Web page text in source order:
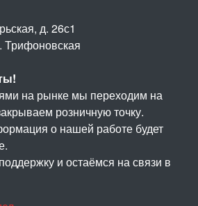
д. 26с1
Трифоновская
на рынке мы переходим на
розничную точку.
о нашей работе будет
и остаёмся на связи в